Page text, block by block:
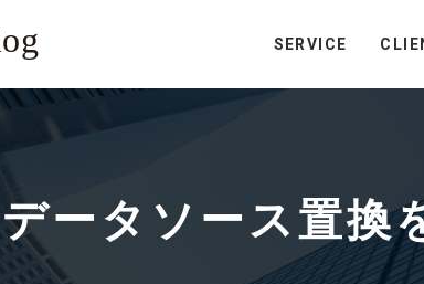
SERVICE
ータソース置換